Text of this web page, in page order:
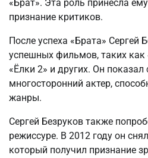
«Брат». Эта роль принесла
признание критиков.
После успеха «Брата» Сергей
успешных фильмов, таких как
«Ёлки 2» и других. Он показал
многосторонний актер,
жанры.
Сергей Безруков также
режиссуре. В 2012 году он
который получил признание